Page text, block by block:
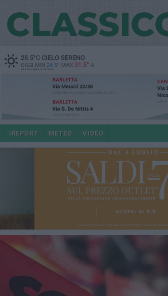
28.5°CCIELO SERENO
OGGI MIN 24.5° MAX 31.5° A
GIOVINAZZO
IREPORT METEO VIDEO